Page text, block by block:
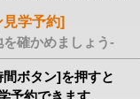
見学予約]
確かめましょう-
ボタン]を押すと
予約できます